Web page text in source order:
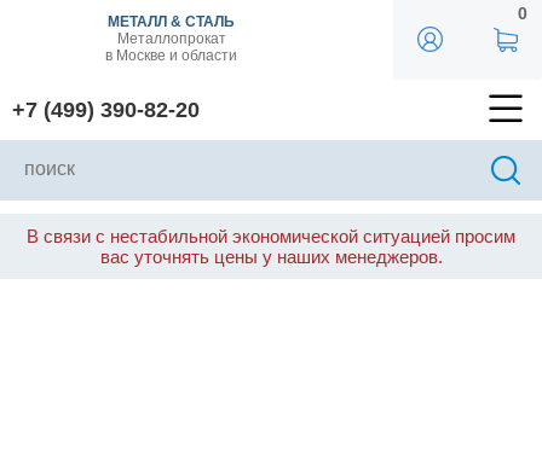
МЕТАЛЛ & СТАЛЬ
Металлопрокат
в Москве и области
+7 (499) 390-82-20
0
В связи с нестабильной экономической ситуацией просим
вас уточнять цены у наших менеджеров.